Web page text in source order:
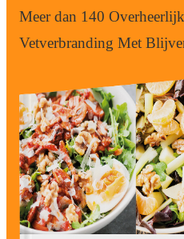
Meer dan 140
Vetverbranding Met